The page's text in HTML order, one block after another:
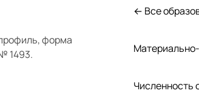
форма
1493.
← Все